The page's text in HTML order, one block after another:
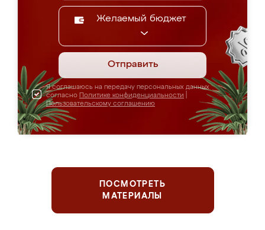
Желаемый бюджет
Отправить
Я соглашаюсь на передачу персональных данных
согласно Политике конфиденциальности
Пользовательскому соглашению
ПОСМОТРЕТЬ
МАТЕРИАЛЫ